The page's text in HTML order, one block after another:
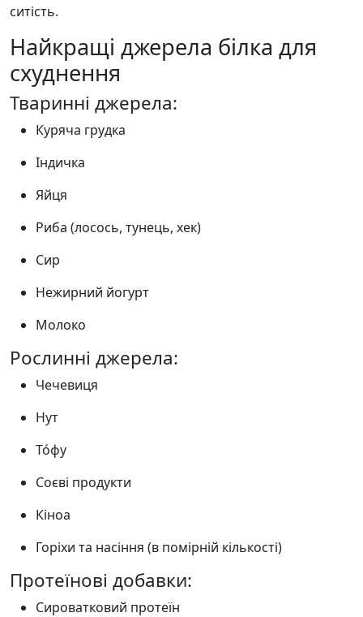
ситість.
Найкращі джерела білка для
схуднення
Тваринні джерела:
Куряча грудка
Індичка
Яйця
Риба (лосось, тунець, хек)
Сир
Нежирний йогурт
Молоко
Рослинні джерела:
Чечевиця
Нут
То́фу
Соєві продукти
Кіноа
Горіхи та насіння (в помірній кількості)
Протеїнові добавки:
Сироватковий протеїн